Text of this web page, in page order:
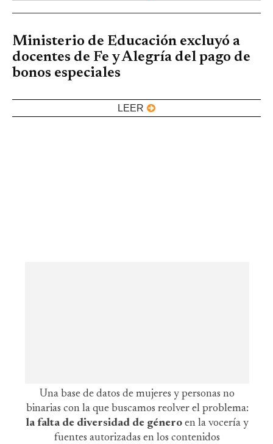
Ministerio de Educación excluyó a
docentes de Fe y Alegría del pago de
bonos especiales
LEER
Una base de datos de mujeres y personas no
binarias con la que buscamos reolver el problema:
la falta de diversidad de género en la vocería y
fuentes autorizadas en los contenidos